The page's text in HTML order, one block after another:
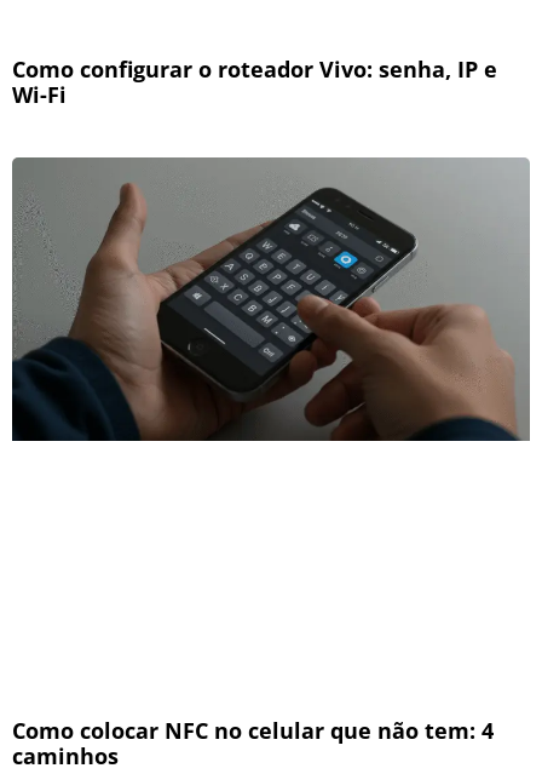
Como configurar o roteador Vivo: senha, IP e
Wi-Fi
Como colocar NFC no celular que não tem: 4
caminhos